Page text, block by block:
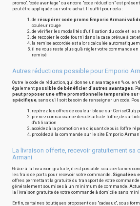
promo", "code avantage" ou encore "code réduction" est
peut être appliquée sur votre achat. Il suffit pour cela :
de récupérer code promo Emporio Armani
couleur rouge
de vérifier les modalités d'utilisation du code et les
de recopier le code fourni dans la case prévue à cet
la remise accordée est alors calculée
il ne vous reste plus qu'à régler votre commande
remisé
Autres réductions possible pour Emporio
Outre le code de réduction, qui donne un avantage en % ou
également possible de bénéficier d'autres avantages.
peut proposer une offre promotionnelle temporaire sur
spécifique, sans qu'il soit besoin de renseigner un code.
repérez les offres de couleur bleue sur CeriseClub,
prenez connaissance des détails de l'offre, des
d'utilisation
accédez à la promotion en cliquant depuis l'offre
procédez à la commande sur le site Emporio
La livraison offerte, recevoir gratuitement sa
Armani
Grâce à la livraison gratuite, il est possible sous certaines
les frais de ports pour recevoir votre commande. Signalées
offres permettant la gratuité du transport de votre
généralement soumises à un minimum de commande.
la livraison gratuite de votre commande à domicile sans
Enfin, certaines boutiques proposent des "cadeaux", sous